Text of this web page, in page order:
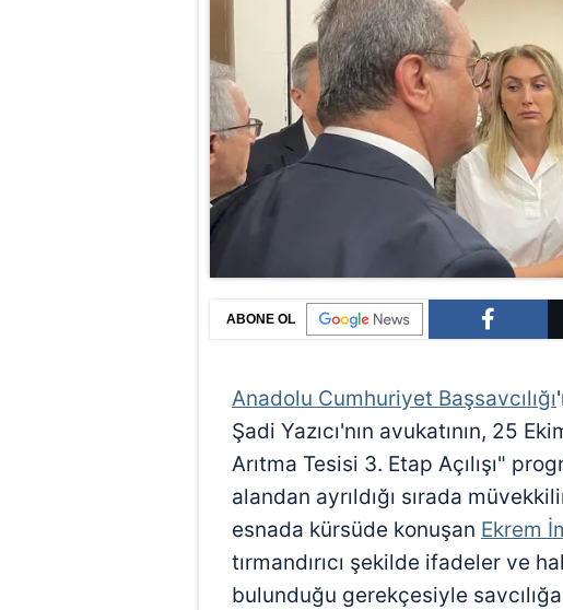
ABONE OL
Anadolu Cumhuriyet Başsavcılığı
Şadi Yazıcı'nın avukatının, 25
Arıtma Tesisi 3. Etap Açılışı"
alandan ayrıldığı sırada
esnada kürsüde konuşan Ekrem
tırmandırıcı şekilde ifadeler ve
bulunduğu gerekçesiyle